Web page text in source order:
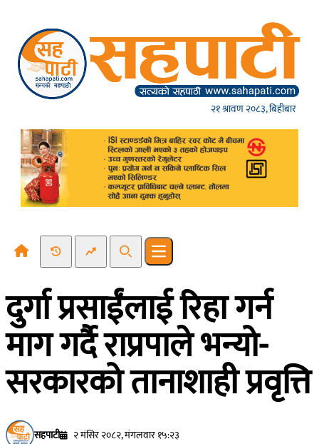
२१ श्रावण २०८३, बिहीबार
Recent NewsTrending News
SearchOpen main menu
दुर्गा प्रसाईंलाई रिहा गर्न
माग गर्दै राप्रपाले भन्यो-
सरकारको तानाशाही प्रवृत्ति
सहपाटी २ मंसिर २०८२, मंगलवार १५:२३